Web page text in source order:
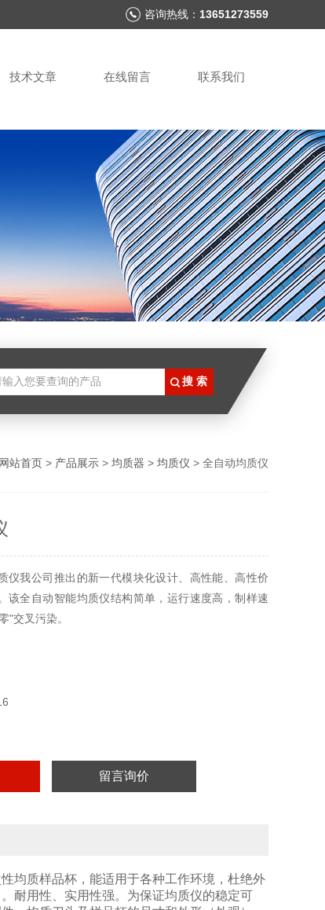
咨询热线： 13651273559
技术文章 在线留言 联系我们
网站首页 > 产品展示 > 均质器 > 均质仪 > 全自动均质仪
仪我公司推出的新一代模块化设计、高性能、高性价
该全自动智能均质仪结构简单，运行速度高，制样速
"交叉污染。
留言询价
均质样品杯，能适用于各种工作环境，杜绝外
耐用性、实用性强。为保证均质仪的稳定可